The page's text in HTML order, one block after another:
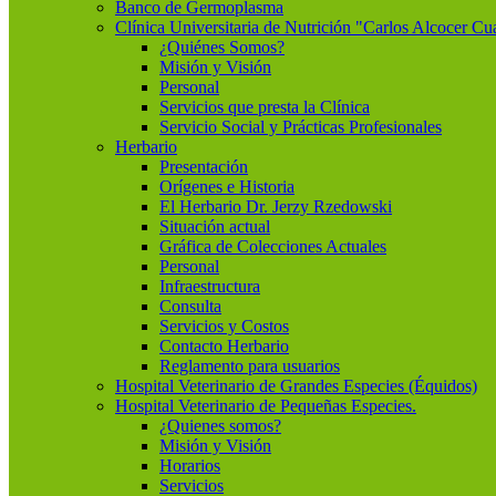
Banco de Germoplasma
Clínica Universitaria de Nutrición "Carlos Alcocer
¿Quiénes Somos?
Misión y Visión
Personal
Servicios que presta la Clínica
Servicio Social y Prácticas Profesionales
Herbario
Presentación
Orígenes e Historia
El Herbario Dr. Jerzy Rzedowski
Situación actual
Gráfica de Colecciones Actuales
Personal
Infraestructura
Consulta
Servicios y Costos
Contacto Herbario
Reglamento para usuarios
Hospital Veterinario de Grandes Especies (Équidos)
Hospital Veterinario de Pequeñas Especies.
¿Quienes somos?
Misión y Visión
Horarios
Servicios